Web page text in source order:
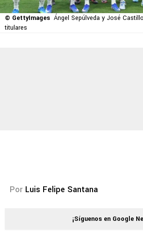
© GettyImages Ángel Sepúlveda y José
titulares
Por Luis Felipe Santana
¡Síguenos en Google